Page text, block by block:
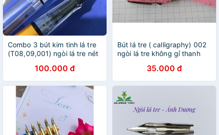
Combo 3 bút kim tinh lá tre
(T08,09,001) ngòi lá tre nét
100.000 đ
Bút lá tre ( calligraphy) 002
ngòi lá tre không gỉ thanh
35.000 đ